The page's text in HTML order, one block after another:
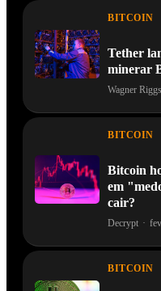
BITCOIN
Tether
minerar
Wagner Riggs
BITCOIN
Bitcoin
em
cair?
Decrypt ·
BITCOIN